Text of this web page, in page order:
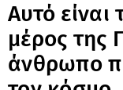
Αυτό είναι
μέρος της
άνθρωπο